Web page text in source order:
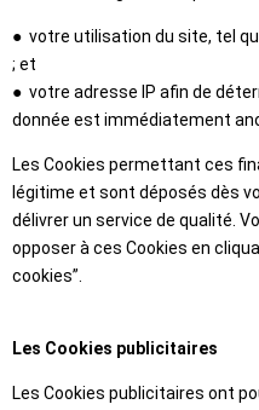
● votre utilisation du site, tel
; et
● votre adresse IP afin de
donnée est immédiatement
Les Cookies permettant ces
légitime et sont déposés dès
délivrer un service de qualité.
opposer à ces Cookies en
cookies”.
Les Cookies publicitaires
Les Cookies publicitaires ont